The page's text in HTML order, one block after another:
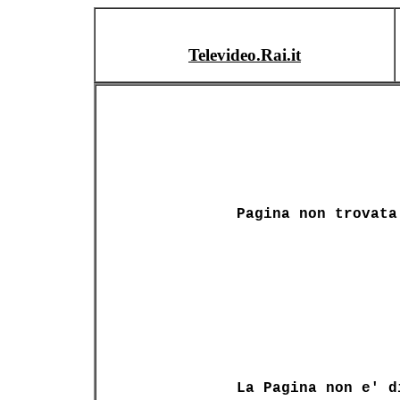
Televideo.Rai.it
Pagina non trovata
La Pagina non e'